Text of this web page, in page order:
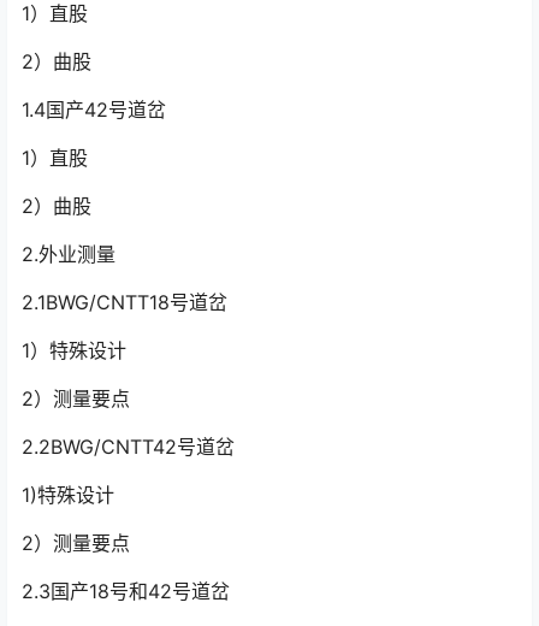
1）直股
2）曲股
1.4国产42号道岔
1）直股
2）曲股
2.外业测量
2.1BWG/CNTT18号道岔
1）特殊设计
2）测量要点
2.2BWG/CNTT42号道岔
1)特殊设计
2）测量要点
2.3国产18号和42号道岔